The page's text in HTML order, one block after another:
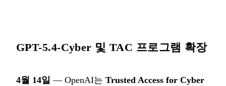
GPT-5.4-Cyber 및 TAC 프로그램 확장
4월 14일 — OpenAI는 Trusted Access for Cyber